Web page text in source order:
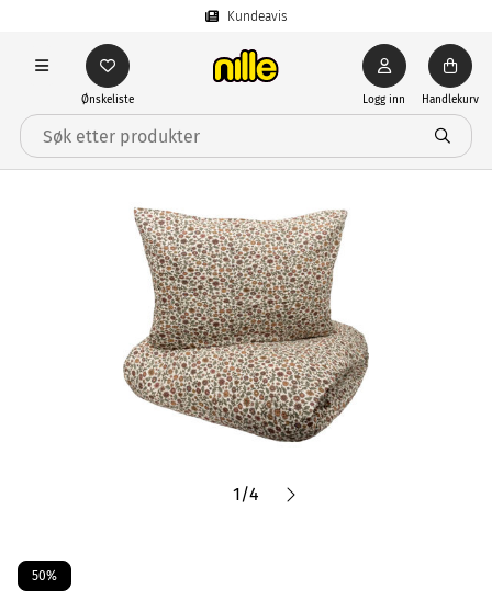
Kundeavis
Ønskeliste Logg inn Handlekurv
1/4
50%